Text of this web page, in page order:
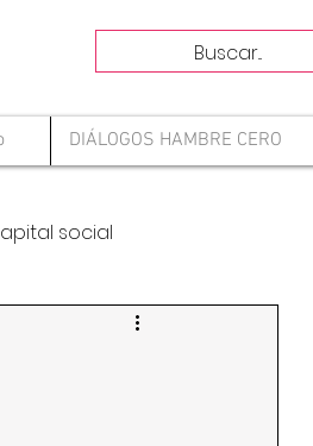
DIÁLOGOS HAMBRE CERO
social